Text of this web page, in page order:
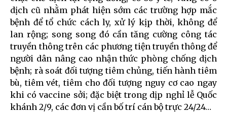
dịch cũ nhằm phát hiện sớm các trường hợp mắc
bệnh để tổ chức cách ly, xử lý kịp thời, không để
lan rộng; song song đó cần tăng cường công tác
truyền thông trên các phương tiện truyền thông để
người dân nâng cao nhận thức phòng chống dịch
bệnh; rà soát đối tượng tiêm chủng, tiến hành tiêm
bù, tiêm vét, tiêm cho đối tượng nguy cơ cao ngay
khi có vaccine sởi; đặc biệt trong dịp nghỉ lễ Quốc
khánh 2/9, các đơn vị cần bố trí cán bộ trực 24/24…